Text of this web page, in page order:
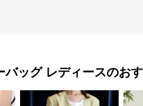
バッグ レディースのお